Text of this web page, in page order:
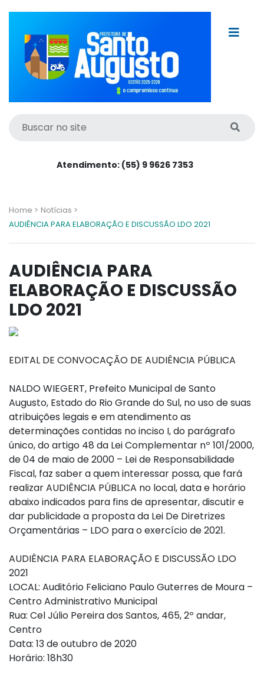
Atendimento: (55) 9 9626 7353
Home > Notícias >
AUDIÊNCIA PARA ELABORAÇÃO E DISCUSSÃO LDO 2021
AUDIÊNCIA PARA
ELABORAÇÃO E DISCUSSÃO
LDO 2021
EDITAL DE CONVOCAÇÃO DE AUDIÊNCIA PÚBLICA
NALDO WIEGERT, Prefeito Municipal de Santo
Augusto, Estado do Rio Grande do Sul, no uso de suas
atribuições legais e em atendimento as
determinações contidas no inciso I, do parágrafo
único, do artigo 48 da Lei Complementar nº 101/2000,
de 04 de maio de 2000 – Lei de Responsabilidade
Fiscal, faz saber a quem interessar possa, que fará
realizar AUDIÊNCIA PÚBLICA no local, data e horário
abaixo indicados para fins de apresentar, discutir e
dar publicidade a proposta da Lei De Diretrizes
Orçamentárias – LDO para o exercício de 2021.
AUDIÊNCIA PARA ELABORAÇÃO E DISCUSSÃO LDO
2021
LOCAL: Auditório Feliciano Paulo Guterres de Moura –
Centro Administrativo Municipal
Rua: Cel Júlio Pereira dos Santos, 465, 2º andar,
Centro
Data: 13 de outubro de 2020
Horário: 18h30